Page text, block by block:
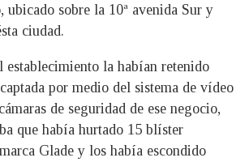
ubicado sobre la 10ª avenida Sur y
ciudad.
la habían retenido
por medio del sistema de vídeo
de seguridad de ese negocio,
que había hurtado 15 blíster
Glade y los había escondido